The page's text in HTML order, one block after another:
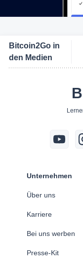
Bitcoin2Go in
den Medien
Unternehmen
Über uns
Karriere
Bei uns werben
Presse-Kit